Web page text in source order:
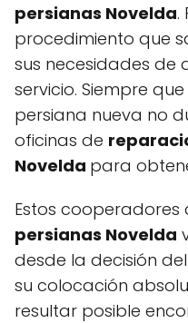
persianas Novelda.
procedimiento que
sus necesidades de
servicio. Siempre
persiana nueva no
oficinas de
Novelda para
Estos cooperadores
persianas Novelda
desde la decisión
su colocación
resultar posible